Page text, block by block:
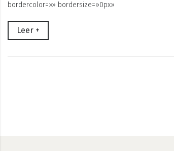
bordercolor=»» bordersize=»0px»
Leer +